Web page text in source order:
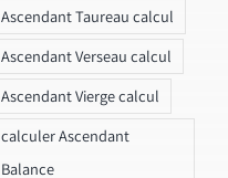
Ascendant Taureau calcul
Ascendant Verseau calcul
Ascendant Vierge calcul
calculer Ascendant
Balance